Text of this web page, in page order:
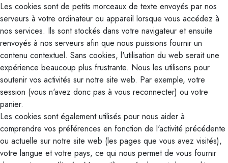
Les cookies sont de petits morceaux de texte envoyés par nos
serveurs à votre ordinateur ou appareil lorsque vous accédez à
nos services. Ils sont stockés dans votre navigateur et ensuite
renvoyés à nos serveurs afin que nous puissions fournir un
contenu contextuel. Sans cookies, l'utilisation du web serait une
expérience beaucoup plus frustrante. Nous les utilisons pour
soutenir vos activités sur notre site web. Par exemple, votre
session (vous n'avez donc pas à vous reconnecter) ou votre
panier.
Les cookies sont également utilisés pour nous aider à
comprendre vos préférences en fonction de l'activité précédente
ou actuelle sur notre site web (les pages que vous avez visités),
votre langue et votre pays, ce qui nous permet de vous fournir